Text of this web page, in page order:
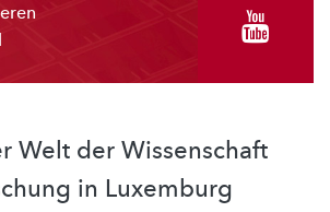
Welt der Wissenschaft
in Luxemburg